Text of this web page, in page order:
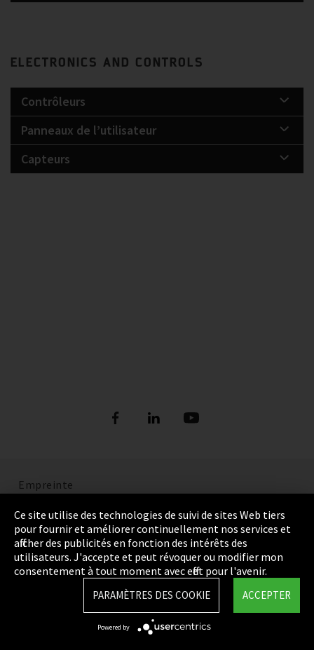
ELECTRONICS AND CONTROLS
Contrôleurs
Panneaux de l’utilisateur
Capteurs
Empreinte
Politique de confidentialité
Cookie Settings
Termes et Conditions
Integrity Line
Ce site utilise des technologies de suivi de sites Web tiers
pour fournir et améliorer continuellement nos services et
afficher des publicités en fonction des intérêts des
utilisateurs. J'accepte et peut révoquer ou modifier mon
consentement à tout moment avec effet pour l'avenir.
ACCEPTER
PARAMÈTRES DES COOKIE
Powered by